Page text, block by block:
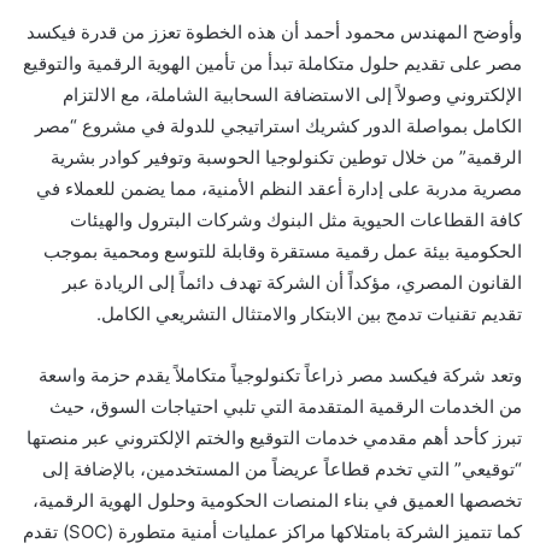
وأوضح المهندس محمود أحمد أن هذه الخطوة تعزز من قدرة فيكسد
مصر على تقديم حلول متكاملة تبدأ من تأمين الهوية الرقمية والتوقيع
الإلكتروني وصولاً إلى الاستضافة السحابية الشاملة، مع الالتزام
الكامل بمواصلة الدور كشريك استراتيجي للدولة في مشروع “مصر
الرقمية” من خلال توطين تكنولوجيا الحوسبة وتوفير كوادر بشرية
مصرية مدربة على إدارة أعقد النظم الأمنية، مما يضمن للعملاء في
كافة القطاعات الحيوية مثل البنوك وشركات البترول والهيئات
الحكومية بيئة عمل رقمية مستقرة وقابلة للتوسع ومحمية بموجب
القانون المصري، مؤكداً أن الشركة تهدف دائماً إلى الريادة عبر
تقديم تقنيات تدمج بين الابتكار والامتثال التشريعي الكامل.
وتعد شركة فيكسد مصر ذراعاً تكنولوجياً متكاملاً يقدم حزمة واسعة
من الخدمات الرقمية المتقدمة التي تلبي احتياجات السوق، حيث
تبرز كأحد أهم مقدمي خدمات التوقيع والختم الإلكتروني عبر منصتها
“توقيعي” التي تخدم قطاعاً عريضاً من المستخدمين، بالإضافة إلى
تخصصها العميق في بناء المنصات الحكومية وحلول الهوية الرقمية،
كما تتميز الشركة بامتلاكها مراكز عمليات أمنية متطورة (SOC) تقدم